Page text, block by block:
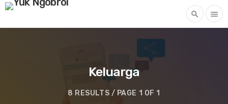
search menu
Keluarga
8 RESULTS / PAGE 1 OF 1